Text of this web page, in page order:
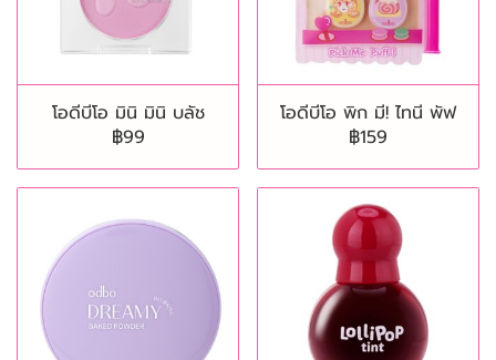
โอดีบีโอ มินิ มินิ บลัช
฿99
โอดีบีโอ พิก มี! ไทนี พัฟ
฿159